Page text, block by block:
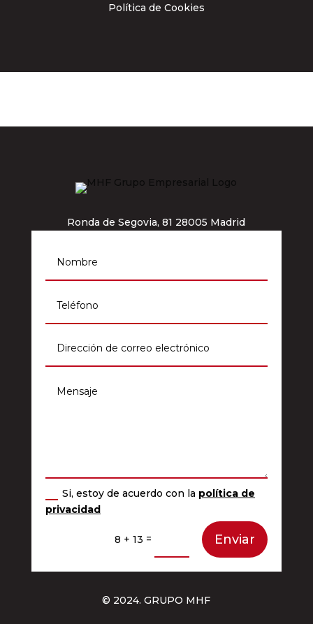
Política de Cookies
Ronda de Segovia, 81 28005 Madrid
Si, estoy de acuerdo con la política de
privacidad
8 + 13 = Enviar
© 2024. GRUPO MHF